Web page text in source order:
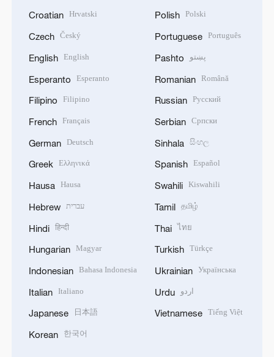
Croatian Hrvatski
Czech Český
English English
Esperanto Esperanto
Filipino Filipino
French Français
German Deutsch
Greek Ελληνικά
Hausa Hausa
Hebrew עברית
Hindi हिन्दी
Hungarian Magyar
Indonesian Bahasa Indonesia
Italian Italiano
Japanese 日本語
Korean 한국어
Polish Polski
Portuguese Português
Pashto پښتو
Romanian Română
Russian Русский
Serbian Српски
Sinhala සිංහල
Spanish Español
Swahili Kiswahili
Tamil தமிழ்
Thai ไทย
Turkish Türkçe
Ukrainian Українська
Urdu اردو
Vietnamese Tiếng Việt